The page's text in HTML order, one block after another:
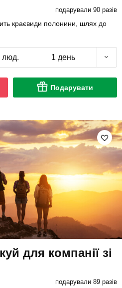
подарували 90 разів
краєвиди полонини, шлях до
люд. 1 день
Подарувати
для компанії зі
подарували 89 разів